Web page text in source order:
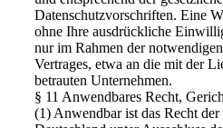
Datenschutzvorschriften. Eine
ohne Ihre ausdrückliche
nur im Rahmen der
Vertrages, etwa an die mit der
betrauten Unternehmen.
§ 11 Anwendbares Recht,
(1) Anwendbar ist das Recht